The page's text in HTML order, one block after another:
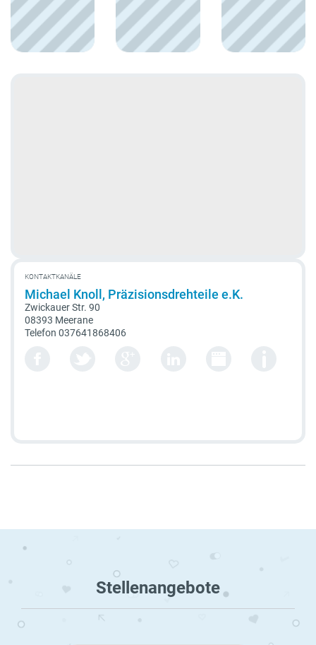
KONTAKTKANÄLE
Michael Knoll, Präzisionsdrehteile e.K.
Zwickauer Str. 90
08393 Meerane
Telefon 037641868406
Stellenangebote